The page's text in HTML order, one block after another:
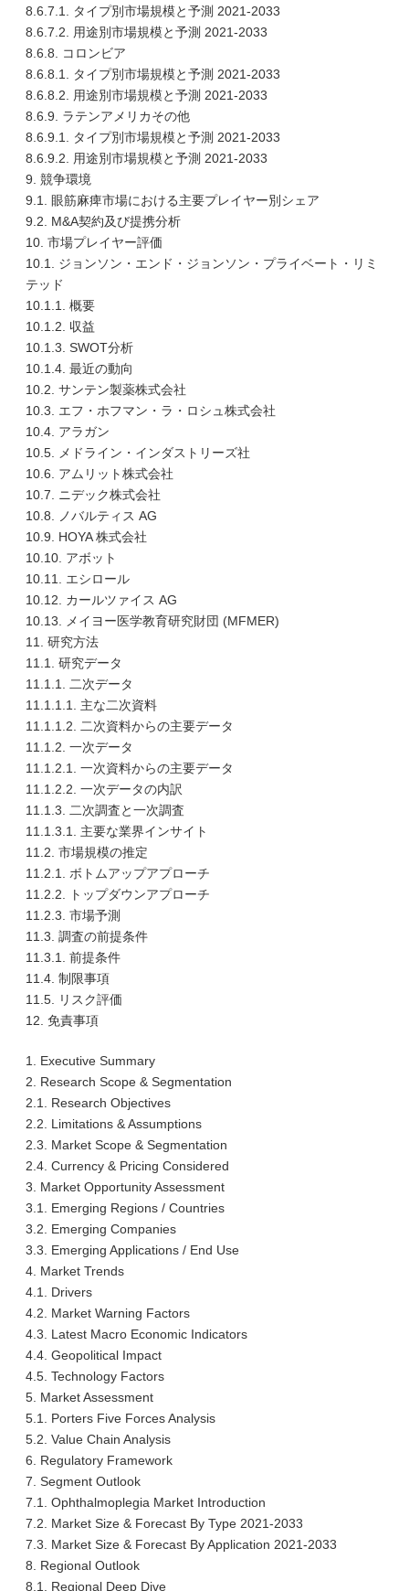
8.6.7.1. タイプ別市場規模と予測 2021-2033
8.6.7.2. 用途別市場規模と予測 2021-2033
8.6.8. コロンビア
8.6.8.1. タイプ別市場規模と予測 2021-2033
8.6.8.2. 用途別市場規模と予測 2021-2033
8.6.9. ラテンアメリカその他
8.6.9.1. タイプ別市場規模と予測 2021-2033
8.6.9.2. 用途別市場規模と予測 2021-2033
9. 競争環境
9.1. 眼筋麻痺市場における主要プレイヤー別シェア
9.2. M&A契約及び提携分析
10. 市場プレイヤー評価
10.1. ジョンソン・エンド・ジョンソン・プライベート・リミ
テッド
10.1.1. 概要
10.1.2. 収益
10.1.3. SWOT分析
10.1.4. 最近の動向
10.2. サンテン製薬株式会社
10.3. エフ・ホフマン・ラ・ロシュ株式会社
10.4. アラガン
10.5. メドライン・インダストリーズ社
10.6. アムリット株式会社
10.7. ニデック株式会社
10.8. ノバルティス AG
10.9. HOYA 株式会社
10.10. アボット
10.11. エシロール
10.12. カールツァイス AG
10.13. メイヨー医学教育研究財団 (MFMER)
11. 研究方法
11.1. 研究データ
11.1.1. 二次データ
11.1.1.1. 主な二次資料
11.1.1.2. 二次資料からの主要データ
11.1.2. 一次データ
11.1.2.1. 一次資料からの主要データ
11.1.2.2. 一次データの内訳
11.1.3. 二次調査と一次調査
11.1.3.1. 主要な業界インサイト
11.2. 市場規模の推定
11.2.1. ボトムアップアプローチ
11.2.2. トップダウンアプローチ
11.2.3. 市場予測
11.3. 調査の前提条件
11.3.1. 前提条件
11.4. 制限事項
11.5. リスク評価
12. 免責事項
1. Executive Summary
2. Research Scope & Segmentation
2.1. Research Objectives
2.2. Limitations & Assumptions
2.3. Market Scope & Segmentation
2.4. Currency & Pricing Considered
3. Market Opportunity Assessment
3.1. Emerging Regions / Countries
3.2. Emerging Companies
3.3. Emerging Applications / End Use
4. Market Trends
4.1. Drivers
4.2. Market Warning Factors
4.3. Latest Macro Economic Indicators
4.4. Geopolitical Impact
4.5. Technology Factors
5. Market Assessment
5.1. Porters Five Forces Analysis
5.2. Value Chain Analysis
6. Regulatory Framework
7. Segment Outlook
7.1. Ophthalmoplegia Market Introduction
7.2. Market Size & Forecast By Type 2021-2033
7.3. Market Size & Forecast By Application 2021-2033
8. Regional Outlook
8.1. Regional Deep Dive